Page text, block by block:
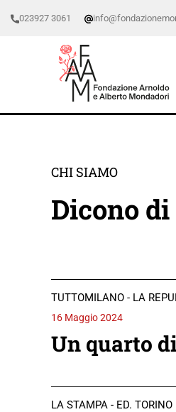
023927 3061
CHI SIAMO
Dicono
TUTTOMILANO - LA
16 Maggio 2024
Un quarto
LA STAMPA - ED. TORINO